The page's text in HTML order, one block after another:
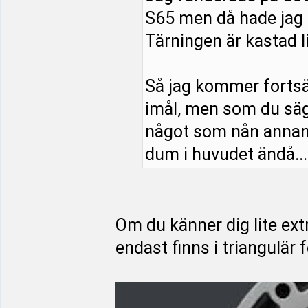
S65 men då hade
Tärningen är kastad
Så jag kommer
imål, men som du
något som nån
dum i huvudet
Om du känner dig lite
endast finns i triangulär